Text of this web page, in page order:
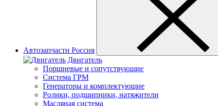
Автозапчасти Россия
Двигатель
Поршневые и сопутствующие
Система ГРМ
Генераторы и комплектующие
Ролики, подшипники, натяжители
Масляная система